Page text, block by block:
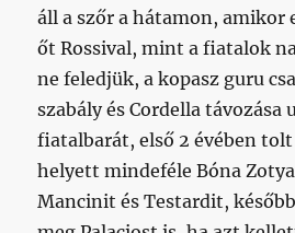
áll a szőr a hátamon, amikor
őt Rossival, mint a fiatalok
ne feledjük, a kopasz guru
szabály és Cordella távozása
fiatalbarát, első 2 évében tolt
helyett mindeféle Bóna
Mancinit és Testardit,